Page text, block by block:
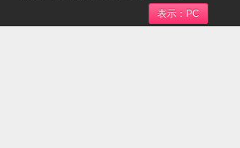
表示：PC